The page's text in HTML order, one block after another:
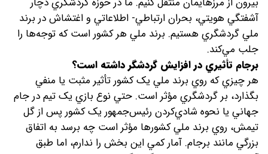
آشفتگي هويتي، بحران ارتباطي- اطلاعاتي و اغتشاش در برند
ملي گردشگري هستيم. برند ملي هر کشور است که توجه‌ها را
جلب مي‌کند.
برجام تأثيري در افزايش گردشگر داشته است؟
هر چيزي که روي برند ملي يک کشور تأثير مثبت يا منفي
بگذارد، بر گردشگري مؤثر است. حتي نوع بازي يک تيم در جام
جهاني يا نحوه شادي‌کردن رئيس‌جمهور يک کشور پس از گل
تيمش، روي برند ملي کشورها مؤثر است چه برسد به اتفاق
بزرگي مانند برجام. آمار کمي اين بخش را ندارم، اما طبق